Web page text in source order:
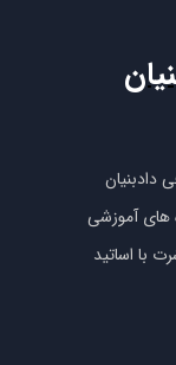
دادبنیان
های آموزشی
با اساتید